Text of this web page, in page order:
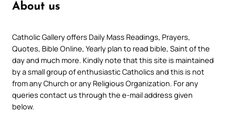
About us
Catholic Gallery offers Daily Mass Readings, Prayers,
Quotes, Bible Online, Yearly plan to read bible, Saint of the
day and much more. Kindly note that this site is maintained
by a small group of enthusiastic Catholics and this is not
from any Church or any Religious Organization. For any
queries contact us through the e-mail address given
below.